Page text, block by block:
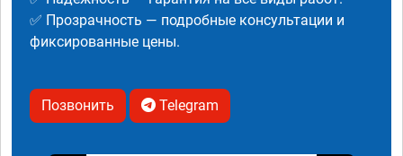
✅ Прозрачность — подробные консультации и
фиксированные цены.
Позвонить Telegram